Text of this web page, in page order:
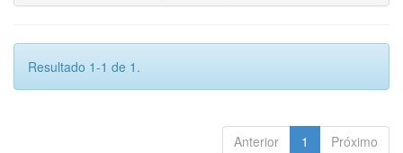
Resultado 1-1 de 1.
Anterior 1 Próximo